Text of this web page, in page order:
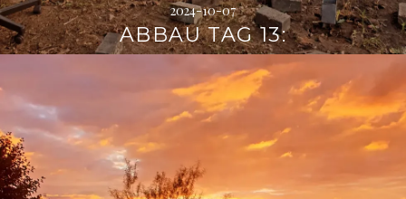
2024-10-07
ABBAU TAG 13: